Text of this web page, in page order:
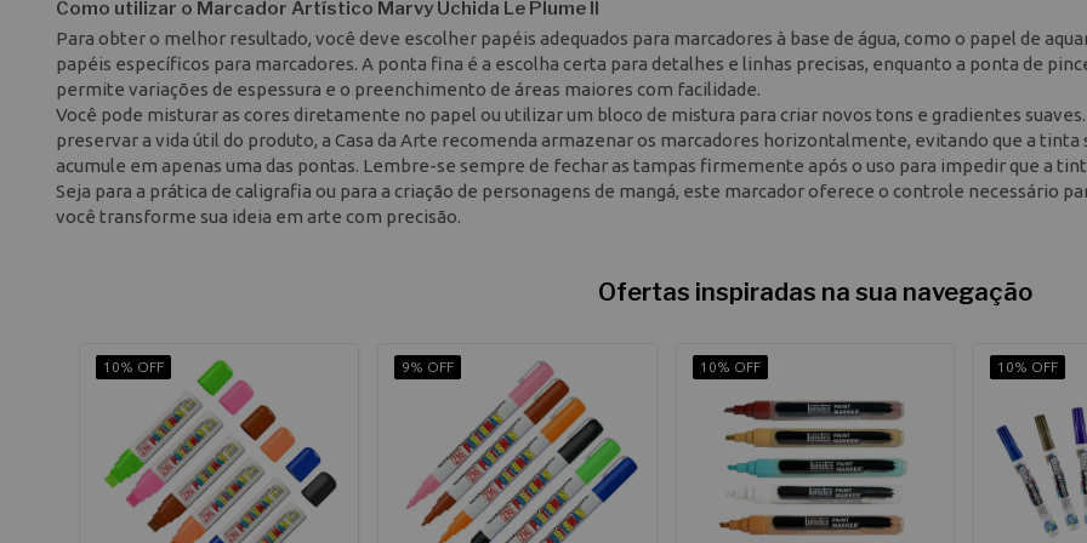
Como utilizar o Marcador Artístico Marvy Uchida Le Plume II
Para obter o melhor resultado, você deve escolher papéis adequados para marcadores à base de água, como o papel de
papéis específicos para marcadores. A ponta fina é a escolha certa para detalhes e linhas precisas, enquanto a ponta de
permite variações de espessura e o preenchimento de áreas maiores com facilidade.
Você pode misturar as cores diretamente no papel ou utilizar um bloco de mistura para criar novos tons e gradientes suaves.
preservar a vida útil do produto, a Casa da Arte recomenda armazenar os marcadores horizontalmente, evitando que a tinta
acumule em apenas uma das pontas. Lembre-se sempre de fechar as tampas firmemente após o uso para impedir que a
Seja para a prática de caligrafia ou para a criação de personagens de mangá, este marcador oferece o controle necessário
você transforme sua ideia em arte com precisão.
Ofertas inspiradas na sua navegação
10% OFF 9% OFF 10% OFF 10% OFF